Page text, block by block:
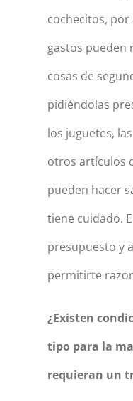
cochecitos,
gastos pueden
cosas de
pidiéndolas
los juguetes,
otros artículos
pueden hacer
tiene cuidado.
presupuesto y
permitirte
¿Existen
tipo para la
requieran un